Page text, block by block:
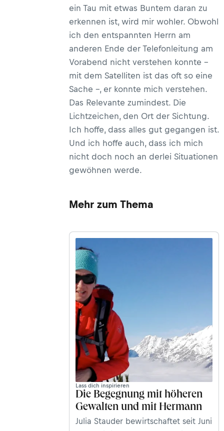
ein Tau mit etwas Buntem daran zu
erkennen ist, wird mir wohler. Obwohl
ich den entspannten Herrn am
anderen Ende der Telefonleitung am
Vorabend nicht verstehen konnte –
mit dem Satelliten ist das oft so eine
Sache –, er konnte mich verstehen.
Das Relevante zumindest. Die
Lichtzeichen, den Ort der Sichtung.
Ich hoffe, dass alles gut gegangen ist.
Und ich hoffe auch, dass ich mich
nicht doch noch an derlei Situationen
gewöhnen werde.
Mehr zum Thema
Lass dich inspirieren
Die Begegnung mit höheren
Gewalten und mit Hermann
Julia Stauder bewirtschaftet seit Juni